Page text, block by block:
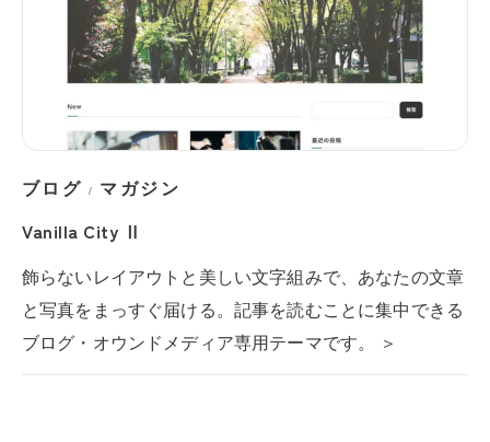
ブログ / マガジン
Vanilla City Ⅱ
飾らないレイアウトと美しい文字組みで、あなたの文章
と写真をまっすぐ届ける。記事を読むことに集中できる
ブログ・オウンドメディア専用テーマです。 ＞